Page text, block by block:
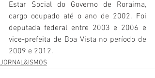
Estar Social do Governo de Roraima,
cargo ocupado até o ano de 2002. Foi
deputada federal entre 2003 e 2006 e
vice-prefeita de Boa Vista no período de
2009 e 2012.
JORNAL&ISMOS